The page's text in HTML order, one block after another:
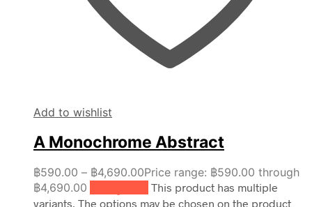
Add to wishlist
A Monochrome Abstract
฿590.00 – ฿4,690.00Price range: ฿590.00 through
฿4,690.00
This product has multiple
variants. The options may be chosen on the product